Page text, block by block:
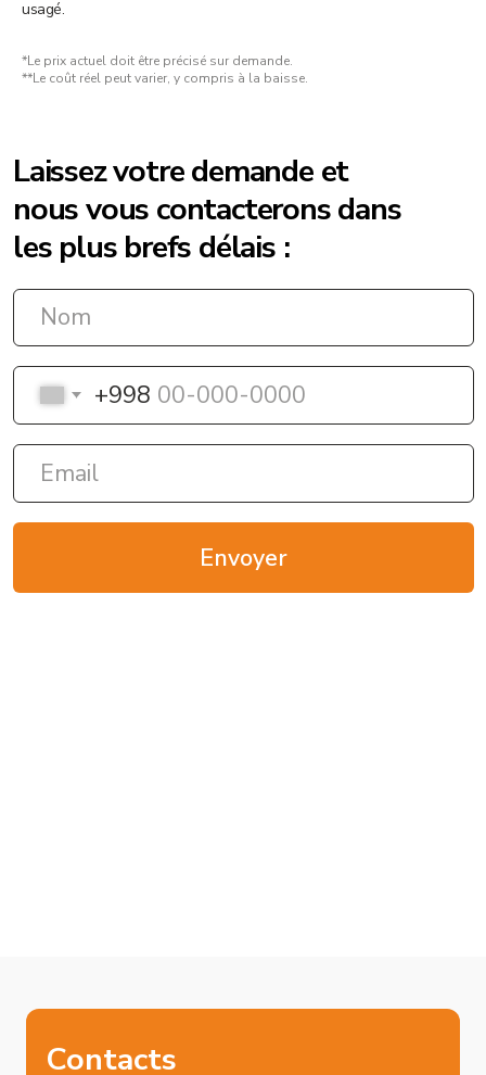
usagé.
*Le prix actuel doit être précisé sur demande.
**Le coût réel peut varier, y compris à la baisse.
+998
Envoyer
Accueil
À propos de nous